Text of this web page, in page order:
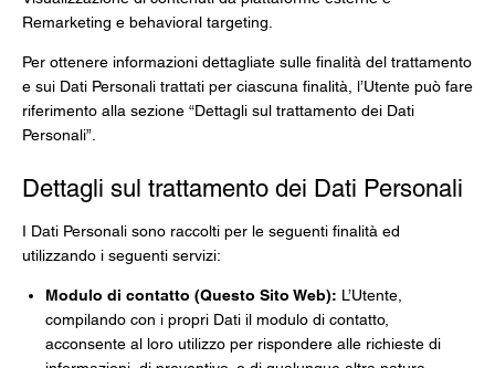
Remarketing e behavioral targeting.
Per ottenere informazioni dettagliate sulle finalità del trattamento
e sui Dati Personali trattati per ciascuna finalità, l’Utente può fare
riferimento alla sezione “Dettagli sul trattamento dei Dati
Personali”.
Dettagli sul trattamento dei Dati Personali
I Dati Personali sono raccolti per le seguenti finalità ed
utilizzando i seguenti servizi:
Modulo di contatto (Questo Sito Web): L’Utente,
compilando con i propri Dati il modulo di contatto,
acconsente al loro utilizzo per rispondere alle richieste di